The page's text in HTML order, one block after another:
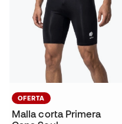
OFERTA
Malla corta Primera